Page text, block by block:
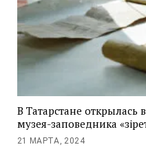
В Татарстане открылась
музея-заповедника
21 МАРТА, 2024